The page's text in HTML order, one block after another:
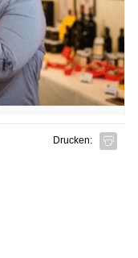
Drucken: